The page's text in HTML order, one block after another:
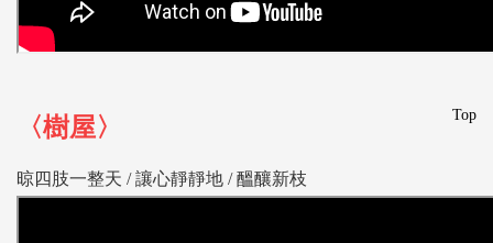
Top
〈樹屋〉
晾四肢一整天 /讓心靜靜地 /醞釀新枝